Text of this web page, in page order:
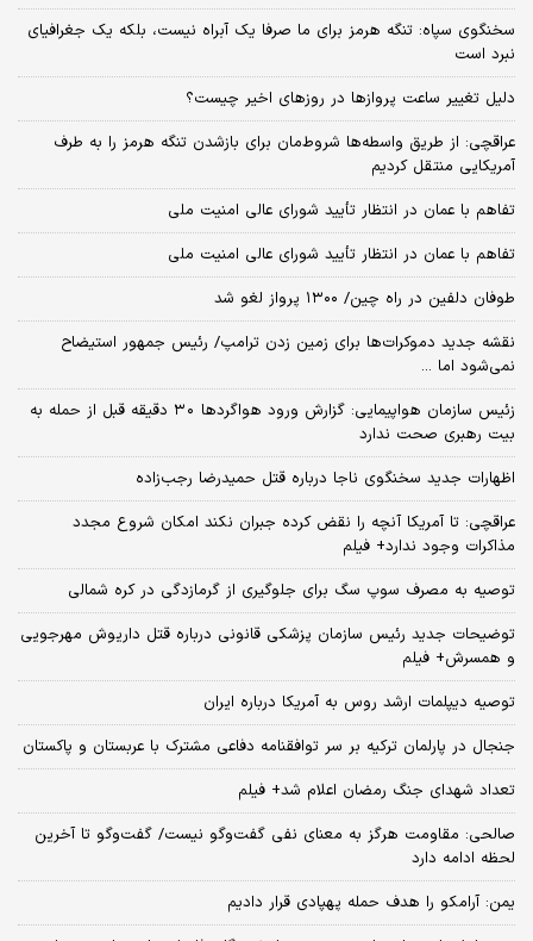
سخنگوی سپاه: تنگه هرمز برای ما صرفا یک آبراه نیست، بلکه یک جغرافیای
نبرد است
دلیل تغییر ساعت پروازها در روزهای اخیر چیست؟
عراقچی: از طریق واسطه‌ها شروط‌مان برای بازشدن تنگه هرمز را به طرف
آمریکایی منتقل کردیم
تفاهم با عمان در انتظار تأیید شورای عالی امنیت ملی
تفاهم با عمان در انتظار تأیید شورای عالی امنیت ملی
طوفان دلفین در راه چین/ ۱۳۰۰ پرواز لغو شد
نقشه جدید دموکرات‌ها برای زمین زدن ترامپ/ رئیس جمهور استیضاح
نمی‌شود اما ...
زئیس سازمان هواپیمایی: گزارش ورود هواگردها ٣٠ دقیقه قبل از حمله به
بیت رهبری صحت ندارد
اظهارات جدید سخنگوی ناجا درباره قتل حمیدرضا رجب‌زاده
عراقچی: تا آمریکا آنچه را نقض کرده جبران نکند امکان شروع مجدد
مذاکرات وجود ندارد+ فیلم
توصیه به مصرف سوپ سگ برای جلوگیری از گرمازدگی در کره شمالی
توضیحات جدید رئیس سازمان پزشکی قانونی درباره قتل داریوش مهرجویی
و همسرش+ فیلم
توصیه دیپلمات ارشد روس به آمریکا درباره ایران
جنجال در پارلمان ترکیه بر سر توافقنامه دفاعی مشترک با عربستان و پاکستان
تعداد شهدای جنگ رمضان اعلام شد+ فیلم
صالحی: مقاومت هرگز به معنای نفی گفت‌وگو نیست/ گفت‌وگو تا آخرین
لحظه ادامه دارد
یمن: آرامکو را هدف حمله پهپادی قرار دادیم